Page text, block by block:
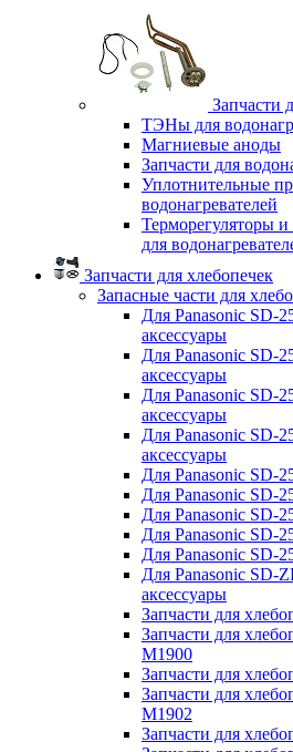
Запчасти
ТЭНы для
Магниевые аноды
Запчасти для
Уплотнительные
водонагревателей
Терморегуляторы
для
Запчасти для хлебопечек
Запасные части для
Для Panasonic SD-
аксессуары
Для Panasonic SD-
аксессуары
Для Panasonic SD-
аксессуары
Для Panasonic SD-
аксессуары
Для Panasonic SD-
Для Panasonic SD-
Для Panasonic SD-
Для Panasonic SD-
Для Panasonic SD-
Для Panasonic SD-
аксессуары
Запчасти для
Запчасти для
M1900
Запчасти для
Запчасти для
M1902
Запчасти для